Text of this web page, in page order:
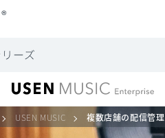
®
USEN MUSIC 複数店舗の配信管理